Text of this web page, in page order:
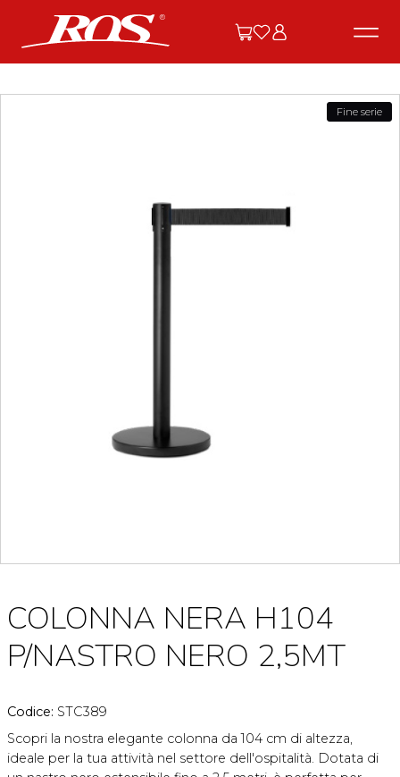
Fine serie
COLONNA NERA H104
P/NASTRO NERO 2,5MT
Codice: STC389
Scopri la nostra elegante colonna da 104 cm di altezza,
ideale per la tua attività nel settore dell'ospitalità. Dotata di